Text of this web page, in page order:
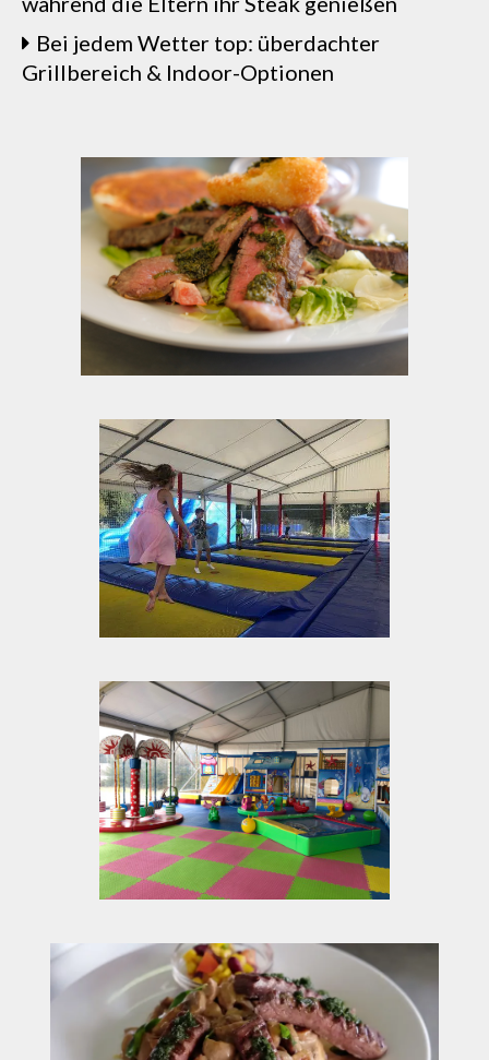
Bei jedem Wetter top: überdachter
Grillbereich & Indoor-Optionen